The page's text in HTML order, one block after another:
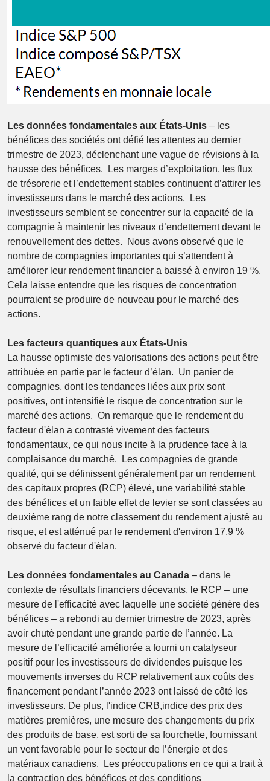
Les données fondamentales aux États-Unis – les
bénéfices des sociétés ont défié les attentes au dernier
trimestre de 2023, déclenchant une vague de révisions à la
hausse des bénéfices. Les marges d’exploitation, les flux
de trésorerie et l’endettement stables continuent d’attirer les
investisseurs dans le marché des actions. Les
investisseurs semblent se concentrer sur la capacité de la
compagnie à maintenir les niveaux d’endettement devant le
renouvellement des dettes. Nous avons observé que le
nombre de compagnies importantes qui s’attendent à
améliorer leur rendement financier a baissé à environ 19 %.
Cela laisse entendre que les risques de concentration
pourraient se produire de nouveau pour le marché des
actions.
Les facteurs quantiques aux États-Unis
La hausse optimiste des valorisations des actions peut être
attribuée en partie par le facteur d’élan. Un panier de
compagnies, dont les tendances liées aux prix sont
positives, ont intensifié le risque de concentration sur le
marché des actions. On remarque que le rendement du
facteur d'élan a contrasté vivement des facteurs
fondamentaux, ce qui nous incite à la prudence face à la
complaisance du marché. Les compagnies de grande
qualité, qui se définissent généralement par un rendement
des capitaux propres (RCP) élevé, une variabilité stable
des bénéfices et un faible effet de levier se sont classées au
deuxième rang de notre classement du rendement ajusté au
risque, et est atténué par le rendement d'environ 17,9 %
observé du facteur d'élan.
Les données fondamentales au Canada – dans le
contexte de résultats financiers décevants, le RCP – une
mesure de l'efficacité avec laquelle une société génère des
bénéfices – a rebondi au dernier trimestre de 2023, après
avoir chuté pendant une grande partie de l’année. La
mesure de l’efficacité améliorée a fourni un catalyseur
positif pour les investisseurs de dividendes puisque les
mouvements inverses du RCP relativement aux coûts des
financement pendant l’année 2023 ont laissé de côté les
investisseurs. De plus, l'indice CRB,indice des prix des
matières premières, une mesure des changements du prix
des produits de base, est sorti de sa fourchette, fournissant
un vent favorable pour le secteur de l’énergie et des
matériaux canadiens. Les préoccupations en ce qui a trait à
la contraction des bénéfices et des conditions